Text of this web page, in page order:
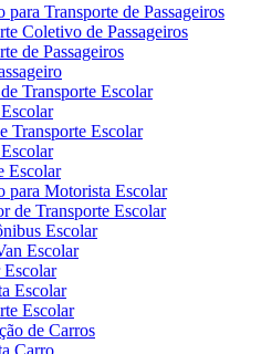
para Transporte de Passageiros
Coletivo de Passageiros
de Passageiros
Transporte Escolar
Transporte Escolar
Escolar
para Motorista Escolar
de Transporte Escolar
Escolar
Escolar
Escolar
Escolar
de Carros
Carro